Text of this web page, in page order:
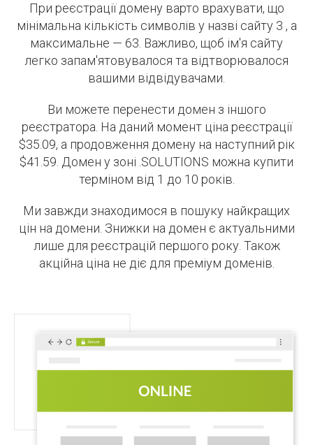
При реєстрації домену варто врахувати, що
мінімальна кількість символів у назві сайту 3 , а
максимальне — 63. Важливо, щоб ім'я сайту
легко запам'ятовувалося та відтворювалося
вашими відвідувачами.
Ви можете перенести домен з іншого
реєстратора. На даний момент ціна реєстрації
$35.09, а продовження домену на наступний рік
$41.59. Домен у зоні .SOLUTIONS можна купити
терміном від 1 до 10 років.
Ми завжди знаходимося в пошуку найкращих
цін на домени. Знижки на домен є актуальними
лише для реєстрацій першого року. Також
акційна ціна не діє для преміум доменів.